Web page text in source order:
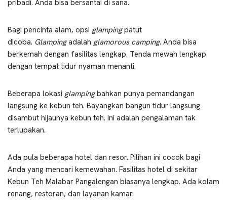
pribadi. Anda bisa bersantai di sana.
Bagi pencinta alam, opsi glampingpatut
dicoba. Glampingadalah glamorous camping. Anda bisa
berkemah dengan fasilitas lengkap. Tenda mewah lengkap
dengan tempat tidur nyaman menanti.
Beberapa lokasi glampingbahkan punya pemandangan
langsung ke kebun teh. Bayangkan bangun tidur langsung
disambut hijaunya kebun teh. Ini adalah pengalaman tak
terlupakan.
Ada pula beberapa hotel dan resor. Pilihan ini cocok bagi
Anda yang mencari kemewahan. Fasilitas hotel di sekitar
Kebun Teh Malabar Pangalengan biasanya lengkap. Ada kolam
renang, restoran, dan layanan kamar.